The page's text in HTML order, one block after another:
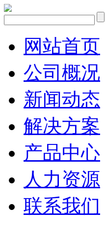
网站首页
公司概况
新闻动态
解决方案
产品中心
人力资源
联系我们